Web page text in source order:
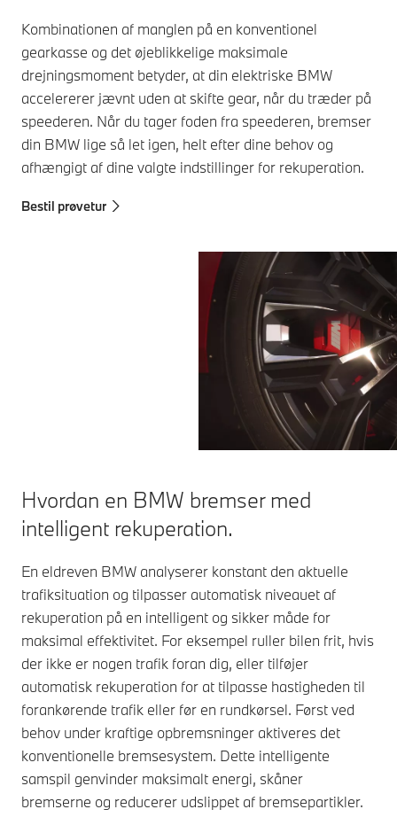
Kombinationen af ​​manglen på en konventionel
gearkasse og det øjeblikkelige maksimale
drejningsmoment betyder, at din elektriske BMW
accelererer jævnt uden at skifte gear, når du træder på
speederen. Når du tager foden fra speederen, bremser
din BMW lige så let igen, helt efter dine behov og
afhængigt af dine valgte indstillinger for rekuperation.
Bestil prøvetur
Hvordan en BMW bremser med
intelligent rekuperation.
En eldreven BMW analyserer konstant den aktuelle
trafiksituation og tilpasser automatisk niveauet af
rekuperation på en intelligent og sikker måde for
maksimal effektivitet. For eksempel ruller bilen frit, hvis
der ikke er nogen trafik foran dig, eller tilføjer
automatisk rekuperation for at tilpasse hastigheden til
forankørende trafik eller før en rundkørsel. Først ved
behov under kraftige opbremsninger aktiveres det
konventionelle bremsesystem. Dette intelligente
samspil genvinder maksimalt energi, skåner
bremserne og reducerer udslippet af bremsepartikler.